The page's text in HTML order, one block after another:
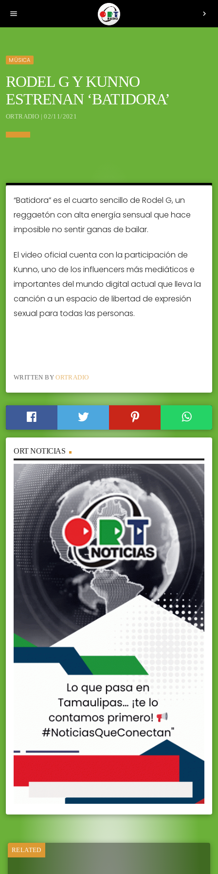
menu chevron_right
MÚSICA
RODEL G Y KUNNO
ESTRENAN ‘BATIDORA’
ORTRADIO | 02/11/2021
“Batidora” es el cuarto sencillo de Rodel G, un
reggaetón con alta energía sensual que hace
imposible no sentir ganas de bailar.
El video oficial cuenta con la participación de
Kunno, uno de los influencers más mediáticos e
importantes del mundo digital actual que lleva la
canción a un espacio de libertad de expresión
sexual para todas las personas.
WRITTEN BYORTRADIO
ORT NOTICIAS
RELATED